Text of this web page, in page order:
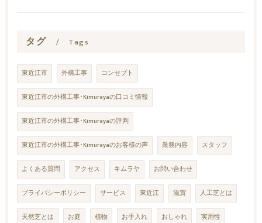
タグ Tags
東近江市 外構工事 コンセプト
東近江市の外構工事･Kimurayaの口コミ情報
東近江市の外構工事･Kimurayaの評判
東近江市の外構工事･Kimurayaのお客様の声 業務内容 スタッフ
よくある質問 アクセス キムラヤ お問い合わせ
プライバシーポリシー サービス 東近江 滋賀 人工芝とは
天然芝とは お庭 植物 お手入れ おしゃれ 実用性